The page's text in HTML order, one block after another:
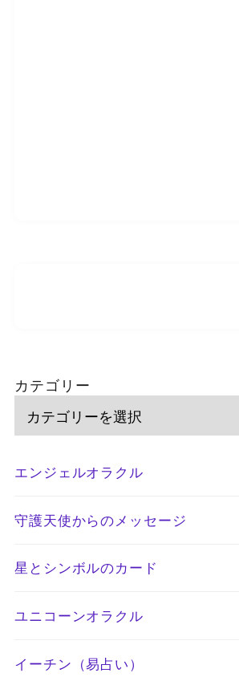
カテゴリー
エンジェルオラクル
守護天使からのメッセージ
星とシンボルのカード
ユニコーンオラクル
イーチン（易占い）